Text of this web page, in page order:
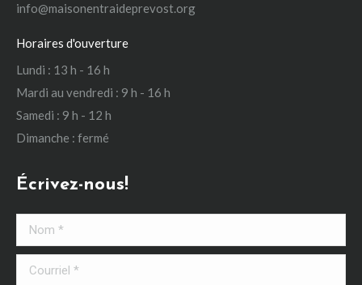
info@maisonentraideprevost.org
Horaires d'ouverture
Lundi : 13 h - 16 h
Mardi au vendredi : 9 h - 16 h
Samedi : 9 h - 12 h
Dimanche : fermé
Écrivez-nous!
Nom *
Courriel *